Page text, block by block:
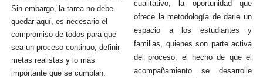
Sin embargo, la tarea no debe
quedar aquí, es necesario el
compromiso de todos para que
sea un proceso continuo, definir
metas realistas y lo más
importante que se cumplan.
cualitativo, la oportunidad que
ofrece la metodología de darle un
espacio a los estudiantes y
familias, quienes son parte activa
del proceso, el hecho de que el
acompañamiento se desarrolle